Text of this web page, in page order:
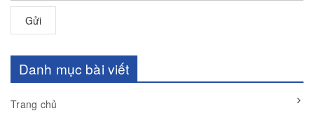
Gửi
Danh mục bài viết
Trang chủ